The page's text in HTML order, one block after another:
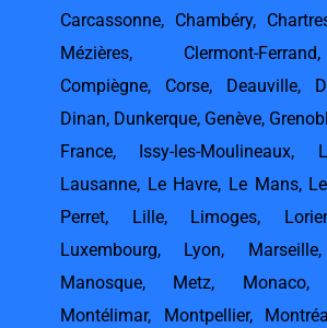
Carcassonne, Chambéry,
Mézières, Clermont-Ferrand
Compiègne, Corse, Deauville,
Dinan, Dunkerque, Genève,
France, Issy-les-Moulineaux,
Lausanne, Le Havre, Le Mans,
Perret, Lille, Limoges,
Luxembourg, Lyon, Marseille
Manosque, Metz, Monaco,
Montélimar, Montpellier, Montréal